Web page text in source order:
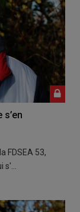
FDSEA 53,
s'…